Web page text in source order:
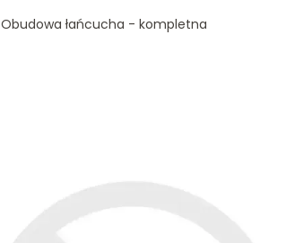
Obudowa łańcucha - kompletna